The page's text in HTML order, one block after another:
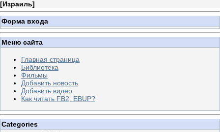
[Израиль]
Форма входа
Меню сайта
Главная страница
Библиотека
Фильмы
Добавить новость
Добавить видео
Как читать FB2, EBUP?
Categories